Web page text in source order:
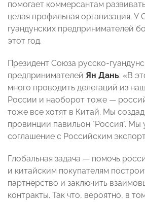
помогает коммерсантам
целая профильная организация. У
гуандунских предпринимателей
этот год.
Президент Союза русско-
предпринимателей Ян Дань: «В
много проводить делегаций из
России и наоборот тоже —
тоже все хотят в Китай. Мы
провинции павильон "Россия". Мы
соглашение с Российским
Глобальная задача — помочь
и китайским покупателям
партнерство и заключить
контракты. Так что, вероятно, в